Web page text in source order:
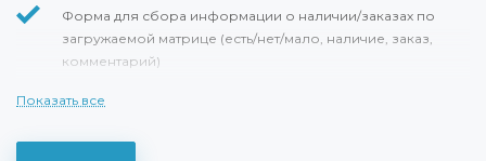
Форма для сбора информации о наличии/заказах по
загружаемой матрице (есть/нет/мало, наличие, заказ,
комментарий)
Мониторинг цен/конкурентов
Показать все